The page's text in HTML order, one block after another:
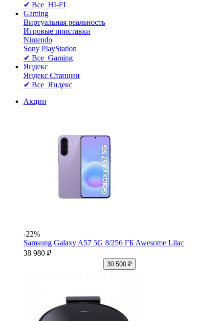
✔ Все HI-FI
Gaming
Виртуальная реальность
Игровые приставки
Nintendo
Sony PlayStation
✔ Все Gaming
Яндекс
Яндекс Станции
✔ Все Яндекс
Акции
-22%
Samsung Galaxy A57 5G 8/256 ГБ Awesome Lilac
38 980 ₽
30 500 ₽